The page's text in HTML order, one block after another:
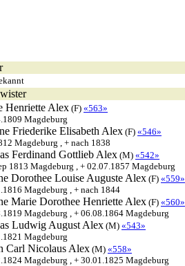
Henriette Alex (F) «563»
Magdeburg
Friederike Elisabeth Alex (F) «546»
Magdeburg , + nach 1838
Ferdinand Gottlieb Alex (M) «542»
1813 Magdeburg , + 02.07.1857 Magdeburg
Dorothee Louise Auguste Alex (F) «559»
Magdeburg , + nach 1844
Marie Dorothee Henriette Alex (F) «560»
Magdeburg , + 06.08.1864 Magdeburg
Ludwig August Alex (M) «543»
Magdeburg
Carl Nicolaus Alex (M) «558»
Magdeburg , + 30.01.1825 Magdeburg